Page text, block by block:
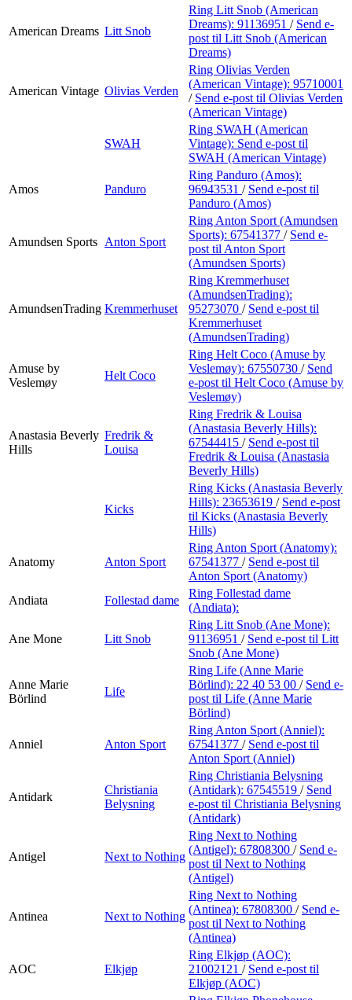
American Dreams Litt Snob
Ring Litt Snob (American
Dreams): 91136951 / Send e-
post til Litt Snob (American
Dreams)
American Vintage Olivias Verden
Ring Olivias Verden
(American Vintage): 95710001
/ Send e-post til Olivias Verden
(American Vintage)
SWAH
Ring SWAH (American
Vintage): Send e-post til
SWAH (American Vintage)
Amos Panduro
Ring Panduro (Amos):
96943531 / Send e-post til
Panduro (Amos)
Amundsen Sports Anton Sport
Ring Anton Sport (Amundsen
Sports): 67541377 / Send e-
post til Anton Sport
(Amundsen Sports)
AmundsenTrading Kremmerhuset
Ring Kremmerhuset
(AmundsenTrading):
95273070 / Send e-post til
Kremmerhuset
(AmundsenTrading)
Amuse by
Veslemøy
Helt Coco
Ring Helt Coco (Amuse by
Veslemøy): 67550730 / Send
e-post til Helt Coco (Amuse by
Veslemøy)
Anastasia Beverly
Hills
Fredrik &
Louisa
Ring Fredrik & Louisa
(Anastasia Beverly Hills):
67544415 / Send e-post til
Fredrik & Louisa (Anastasia
Beverly Hills)
Kicks
Ring Kicks (Anastasia Beverly
Hills): 23653619 / Send e-post
til Kicks (Anastasia Beverly
Hills)
Anatomy Anton Sport
Ring Anton Sport (Anatomy):
67541377 / Send e-post til
Anton Sport (Anatomy)
Andiata
Follestad dame
Ring Follestad dame
(Andiata):
Ane Mone Litt Snob
Ring Litt Snob (Ane Mone):
91136951 / Send e-post til Litt
Snob (Ane Mone)
Anne Marie
Börlind
Life
Ring Life (Anne Marie
Börlind): 22 40 53 00 / Send e-
post til Life (Anne Marie
Börlind)
Anniel Anton Sport
Ring Anton Sport (Anniel):
67541377 / Send e-post til
Anton Sport (Anniel)
Antidark
Christiania
Belysning
Ring Christiania Belysning
(Antidark): 67545519 / Send
e-post til Christiania Belysning
(Antidark)
Antigel Next to Nothing
Ring Next to Nothing
(Antigel): 67808300 / Send e-
post til Next to Nothing
(Antigel)
Antinea Next to Nothing
Ring Next to Nothing
(Antinea): 67808300 / Send e-
post til Next to Nothing
(Antinea)
AOC Elkjøp
Ring Elkjøp (AOC):
21002121 / Send e-post til
Elkjøp (AOC)